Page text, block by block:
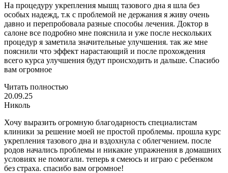
На процедуру укрепления мышц тазового дна я шла без
особых надежд, т.к с проблемой не держания я живу очень
давно и перепробовала разные способы лечения. Доктор в
салоне все подробно мне пояснила и уже после нескольких
процедур я заметила значительные улучшения. так же мне
пояснили что эффект нарастающий и после прохождения
всего курса улучшения будут происходить и дальше. Спасибо
вам огромное
Читать полностью
20.09.25
Николь
Хочу выразить огромную благодарность специалистам
клиники за решение моей не простой проблемы. прошла курс
укрепления тазового дна и вздохнула с облегчением. после
родов начались проблемы и никакие упражнения в домашних
условиях не помогали. теперь я смеюсь и играю с ребенком
без страха. спасибо вам огромное!